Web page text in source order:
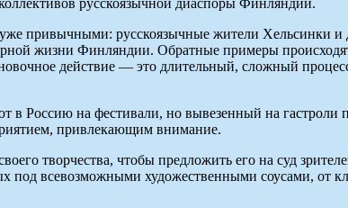
привычными: русскоязычные жители Хельсинки
жизни Финляндии. Обратные примеры
действие — это длительный, сложный
в Россию на фестивали, но вывезенный на
привлекающим внимание.
творчества, чтобы предложить его на суд
всевозможными художественными соусами, от